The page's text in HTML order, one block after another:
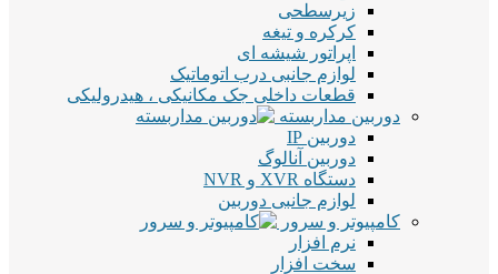
زیرسطحی
کرکره و تیغه
اپراتور شیشه ای
لوازم جانبی درب اتوماتیک
قطعات داخلی جک مکانیکی ، هیدرولیکی
دوربین مداربسته
دوربین IP
دوربین آنالوگ
دستگاه XVR و NVR
لوازم جانبی دوربین
کامپیوتر و سرور
نرم افزار
سخت افزار